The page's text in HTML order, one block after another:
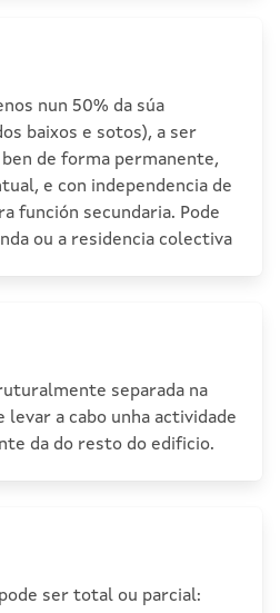
nun 50% da súa
baixos e sotos), a ser
de forma permanente,
e con independencia de
función secundaria. Pode
ou a residencia colectiva
separada na
levar a cabo unha actividade
da do resto do edificio.
ser total ou parcial: